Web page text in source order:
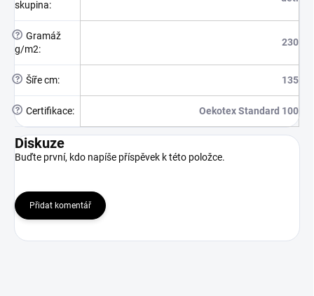
skupina:
? Gramáž
g/m2:
230
? Šíře cm: 135
? Certifikace: Oekotex Standard 100
Diskuze
Buďte první, kdo napíše příspěvek k této položce.
Přidat komentář